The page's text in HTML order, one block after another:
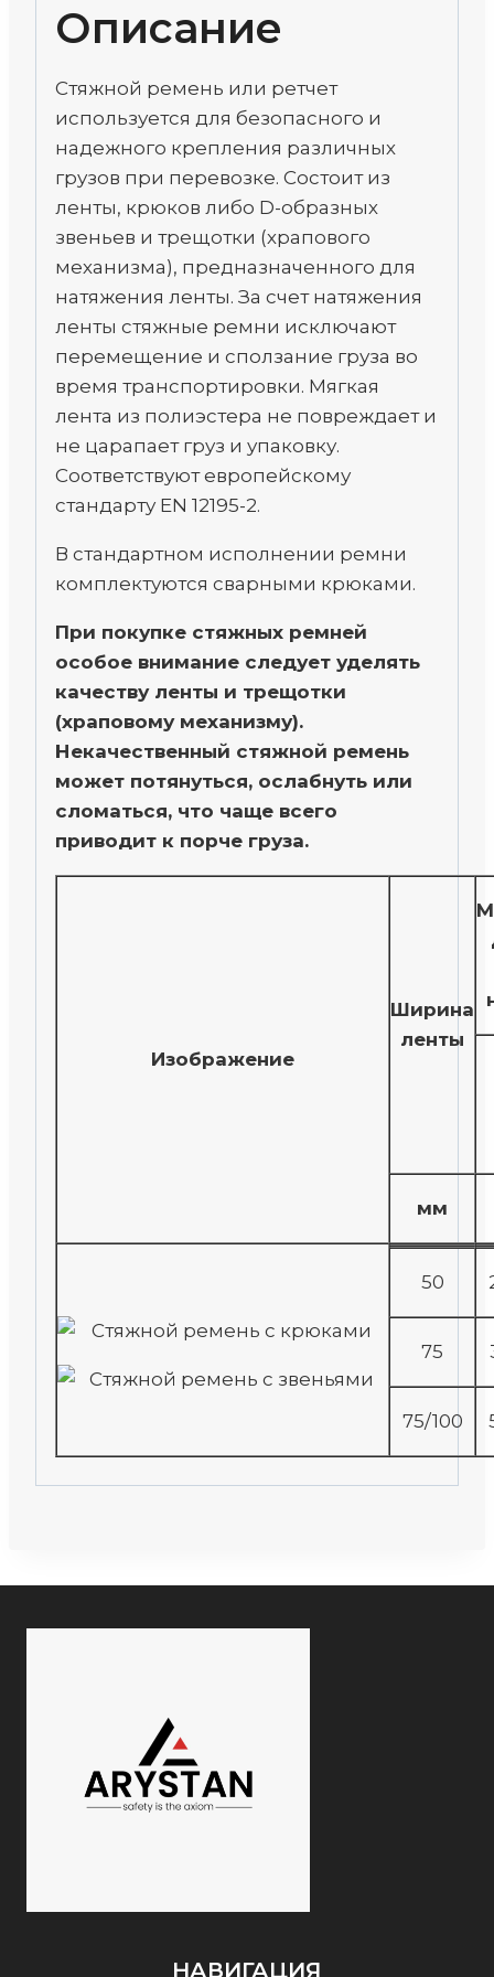
Описание
Стяжной ремень или ретчет
используется для безопасного и
надежного крепления различных
грузов при перевозке. Состоит из
ленты, крюков либо D-образных
звеньев и трещотки (храпового
механизма), предназначенного для
натяжения ленты. За счет натяжения
ленты стяжные ремни исключают
перемещение и сползание груза во
время транспортировки. Мягкая
лента из полиэстера не повреждает и
не царапает груз и упаковку.
Соответствуют европейскому
стандарту EN 12195-2.
В стандартном исполнении ремни
комплектуются сварными крюками.
При покупке стяжных ремней
особое внимание следует уделять
качеству ленты и трещотки
(храповому механизму).
Некачественный стяжной ремень
может потянуться, ослабнуть или
сломаться, что чаще всего
приводит к порче груза.
Изображение
Ширина
ленты
мм
50
75
75/100
НАВИГАЦИЯ